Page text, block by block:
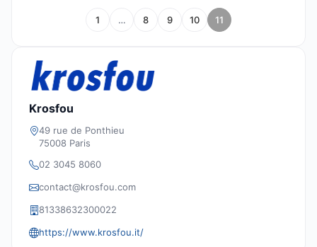
1 … 8 9 10 11
Krosfou
49 rue de Ponthieu
75008 Paris
02 3045 8060
contact@krosfou.com
81338632300022
https://www.krosfou.it/